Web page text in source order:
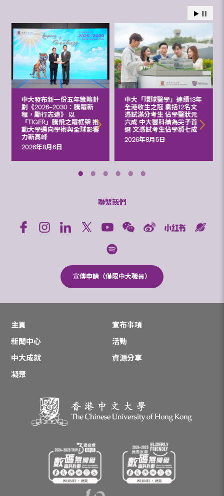
中大發布新一份五年策略計
劃《2026‒2030：騰躍新
程，勵行志遠》 以
「TIGER」騰飛之躍框架 推
動大學邁向學術與全球影響
力新高峰
2026年8月6日
中大「環球醫學」連續13年
全港收生之冠 囊括12名文
憑試滿分考生 佔學醫狀元
六成 中大醫科續為尖子首
選 文憑試考生佔學額七成
2026年8月5日
聯繫我們
宣傳申請（僅限中大職員）
主頁
宣布事項
新聞中心
活動
中大成就
資源分享
凝聚